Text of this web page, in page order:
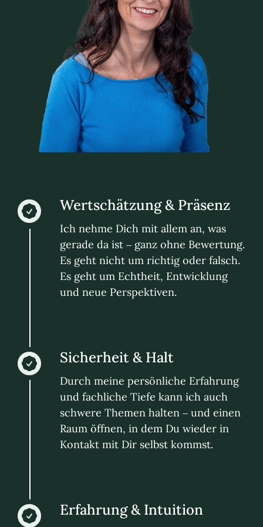
Wertschätzung & Präsenz
Ich nehme Dich mit allem an, was
gerade da ist – ganz ohne Bewertung.
Es geht nicht um richtig oder falsch.
Es geht um Echtheit, Entwicklung
und neue Perspektiven.
Sicherheit & Halt
Durch meine persönliche Erfahrung
und fachliche Tiefe kann ich auch
schwere Themen halten – und einen
Raum öffnen, in dem Du wieder in
Kontakt mit Dir selbst kommst.
Erfahrung & Intuition